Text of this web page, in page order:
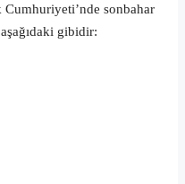
sonbahar
gibidir: